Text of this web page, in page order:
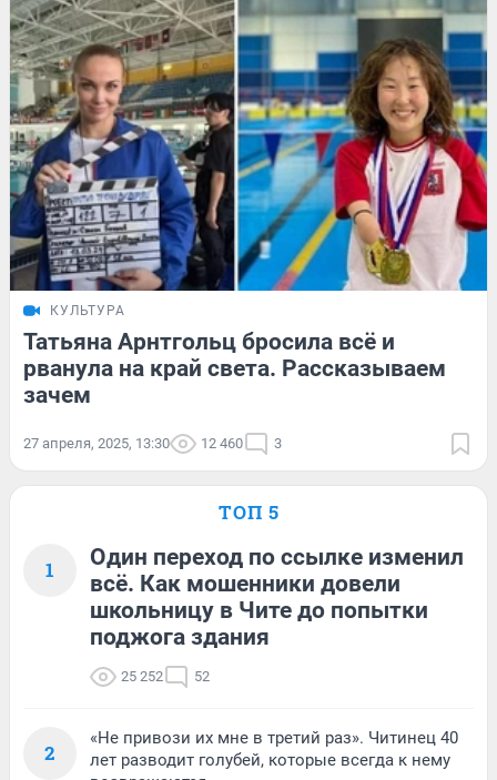
КУЛЬТУРА
Татьяна Арнтгольц бросила всё и
рванула на край света. Рассказываем
зачем
27 апреля, 2025, 13:30 12 460 3
ТОП 5
1
Один переход по ссылке изменил
всё. Как мошенники довели
школьницу в Чите до попытки
поджога здания
25 252 52
2
«Не привози их мне в третий раз». Читинец 40
лет разводит голубей, которые всегда к нему